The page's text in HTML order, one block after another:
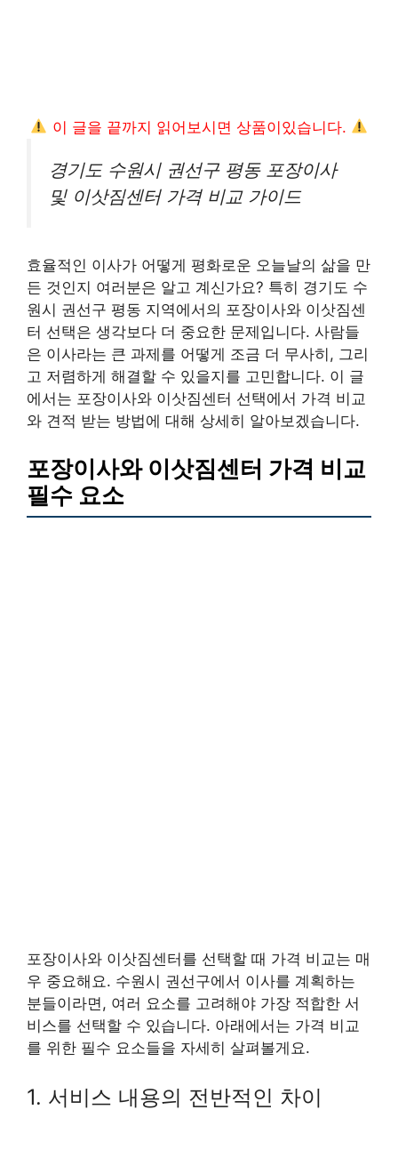
이 글을 끝까지 읽어보시면 상품이있습니다.
경기도 수원시 권선구 평동 포장이사
및 이삿짐센터 가격 비교 가이드
효율적인 이사가 어떻게 평화로운 오늘날의 삶을 만
든 것인지 여러분은 알고 계신가요? 특히 경기도 수
원시 권선구 평동 지역에서의 포장이사와 이삿짐센
터 선택은 생각보다 더 중요한 문제입니다. 사람들
은 이사라는 큰 과제를 어떻게 조금 더 무사히, 그리
고 저렴하게 해결할 수 있을지를 고민합니다. 이 글
에서는 포장이사와 이삿짐센터 선택에서 가격 비교
와 견적 받는 방법에 대해 상세히 알아보겠습니다.
포장이사와 이삿짐센터 가격 비교
필수 요소
포장이사와 이삿짐센터를 선택할 때 가격 비교는 매
우 중요해요. 수원시 권선구에서 이사를 계획하는
분들이라면, 여러 요소를 고려해야 가장 적합한 서
비스를 선택할 수 있습니다. 아래에서는 가격 비교
를 위한 필수 요소들을 자세히 살펴볼게요.
1. 서비스 내용의 전반적인 차이